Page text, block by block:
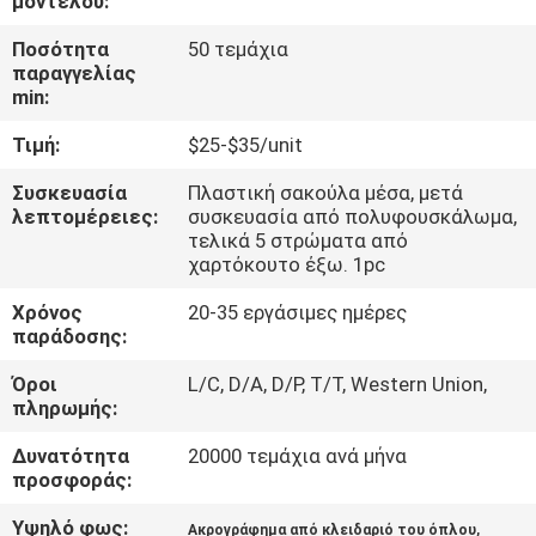
ΈΛΕΓΧΟΣ
ΜΑΣ
ΕΛΆΤΕ
ΣΕ
ΕΠΑΦΉ
ΕΙΔΉΣΕΙΣ
ΖΗΤΉΣΤΕ
ΈΝΑ
ΑΠΌΣΠΑΣΜΑ
Ποσότητα
παραγγελίας
min:
50 τεμάχια
Τιμή:
$25-$35/unit
Συσκευασία
λεπτομέρειες:
Πλαστική σακούλα μέσα, μετά
συσκευασία από πολυφουσκάλωμα,
τελικά 5 στρώματα από
χαρτόκουτο έξω. 1pc
Χρόνος
παράδοσης:
20-35 εργάσιμες ημέρες
Όροι
πληρωμής:
L/C, D/A, D/P, T/T, Western Union,
Δυνατότητα
προσφοράς:
20000 τεμάχια ανά μήνα
Υψηλό φως: Ακρογράφημα από κλειδαριό του όπλου,